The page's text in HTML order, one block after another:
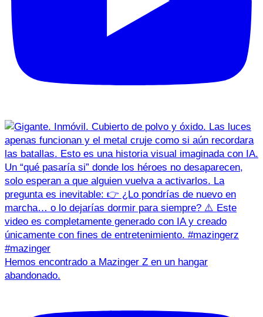
Hemos encontrado a Mazinger Z en un hangar
abandonado.